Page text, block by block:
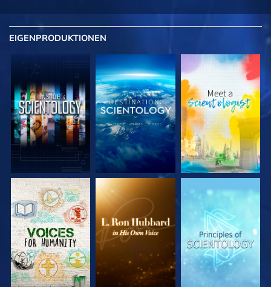
EIGENPRODUKTIONEN
SERIE
ENTDECKEN
SERIE
ENTDECKEN
SERIE
ENTDECKEN